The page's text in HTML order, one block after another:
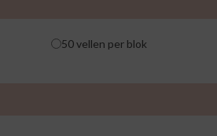
50 vellen per blok